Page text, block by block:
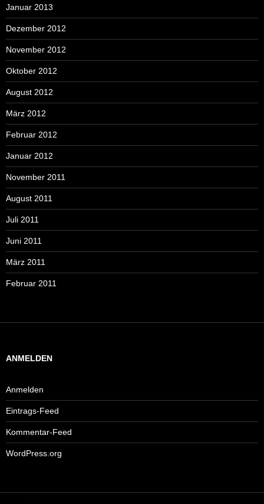
Januar 2013
Dezember 2012
November 2012
Oktober 2012
August 2012
März 2012
Februar 2012
Januar 2012
November 2011
August 2011
Juli 2011
Juni 2011
März 2011
Februar 2011
ANMELDEN
Anmelden
Eintrags-Feed
Kommentar-Feed
WordPress.org